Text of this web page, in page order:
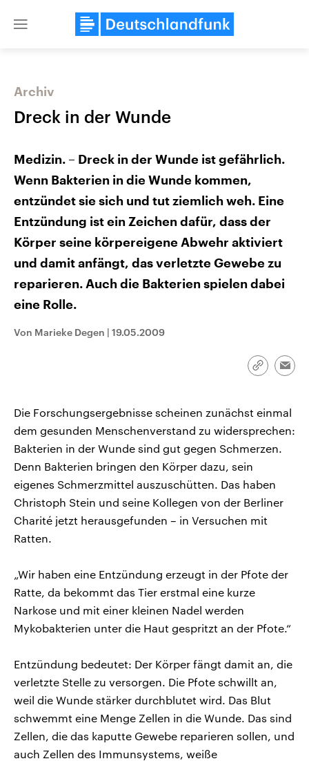
Close
Landtagswahl Sachsen-Anhalt
2026
Alle Informationen
September 2026 einen neuen
Bundesland von einer Koalition aus
Umfragen, Prognosen,
Wahlprogramme, aktuelle Berichte
USA
Hintergründe
gehören die Vereinigten
Archiv
Dreck in der Wunde
Medizin. – Dreck in der Wunde ist gefährlich.
Wenn Bakterien in die Wunde kommen,
entzündet sie sich und tut ziemlich weh. Eine
Entzündung ist ein Zeichen dafür, dass der
Körper seine körpereigene Abwehr aktiviert
und damit anfängt, das verletzte Gewebe zu
reparieren. Auch die Bakterien spielen dabei
eine Rolle.
Von Marieke Degen | 19.05.2009
Link
Die Forschungsergebnisse scheinen zunächst einmal
dem gesunden Menschenverstand zu widersprechen:
Bakterien in der Wunde sind gut gegen Schmerzen.
Denn Bakterien bringen den Körper dazu, sein
eigenes Schmerzmittel auszuschütten. Das haben
Christoph Stein und seine Kollegen von der Berliner
Charité jetzt herausgefunden – in Versuchen mit
Ratten.
„Wir haben eine Entzündung erzeugt in der Pfote der
Ratte, da bekommt das Tier erstmal eine kurze
Narkose und mit einer kleinen Nadel werden
Mykobakterien unter die Haut gespritzt an der Pfote.“
Entzündung bedeutet: Der Körper fängt damit an, die
verletzte Stelle zu versorgen. Die Pfote schwillt an,
weil die Wunde stärker durchblutet wird. Das Blut
schwemmt eine Menge Zellen in die Wunde. Das sind
Zellen, die das kaputte Gewebe reparieren sollen, und
auch Zellen des Immunsystems, weiße